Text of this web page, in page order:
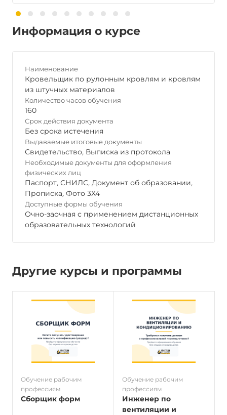
Информация о курсе
Наименование
Кровельщик по рулонным кровлям и кровлям
из штучных материалов
Количество часов обучения
160
Срок действия документа
Без срока истечения
Выдаваемые итоговые документы
Свидетельство, Выписка из протокола
Необходимые документы для оформления
физических лиц
Паспорт, СНИЛС, Документ об образовании,
Прописка, Фото 3Х4
Доступные формы обучения
Очно-заочная с применением дистанционных
образовательных технологий
Другие курсы и программы
Обучение рабочим
профессиям
Сборщик форм
Обучение рабочим
профессиям
Инженер по
вентиляции и